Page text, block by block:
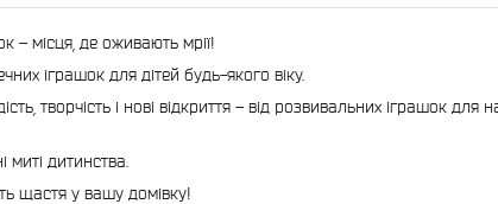
– місця, де оживають мрії!
іграшок для дітей будь-якого віку.
творчість і нові відкриття – від розвивальних іграшок для
дитинства.
щастя у вашу домівку!